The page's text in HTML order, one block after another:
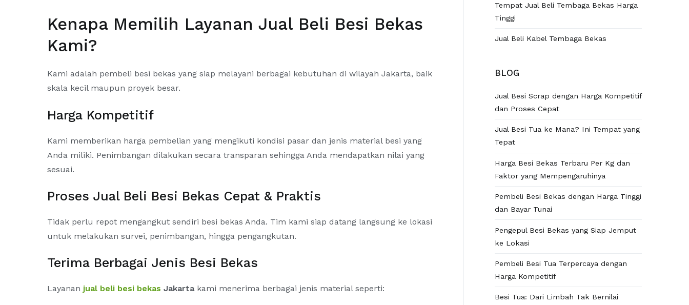
Kenapa Memilih Layanan Jual Beli Besi Bekas
Kami?
Kami adalah pembeli besi bekas yang siap melayani berbagai kebutuhan di wilayah Jakarta, baik
skala kecil maupun proyek besar.
Harga Kompetitif
Kami memberikan harga pembelian yang mengikuti kondisi pasar dan jenis material besi yang
Anda miliki. Penimbangan dilakukan secara transparan sehingga Anda mendapatkan nilai yang
sesuai.
Proses Jual Beli Besi Bekas Cepat & Praktis
Tidak perlu repot mengangkut sendiri besi bekas Anda. Tim kami siap datang langsung ke lokasi
untuk melakukan survei, penimbangan, hingga pengangkutan.
Terima Berbagai Jenis Besi Bekas
Layanan jual beli besi bekas Jakartakami menerima berbagai jenis material seperti:
Tempat Jual Beli Tembaga Bekas Harga
Tinggi
Jual Beli Kabel Tembaga Bekas
BLOG
Jual Besi Scrap dengan Harga Kompetitif
dan Proses Cepat
Jual Besi Tua ke Mana? Ini Tempat yang
Tepat
Harga Besi Bekas Terbaru Per Kg dan
Faktor yang Mempengaruhinya
Pembeli Besi Bekas dengan Harga Tinggi
dan Bayar Tunai
Pengepul Besi Bekas yang Siap Jemput
ke Lokasi
Pembeli Besi Tua Terpercaya dengan
Harga Kompetitif
Besi Tua: Dari Limbah Tak Bernilai